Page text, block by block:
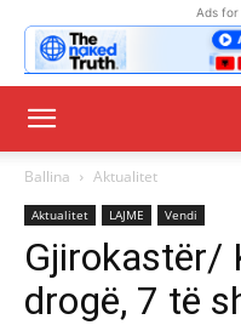
Ads for
Ballina Aktualitet
Aktualitet LAJME Vendi
Gjirokastër/
drogë, 7 të